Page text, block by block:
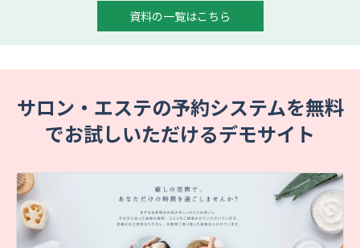
資料の一覧はこちら
サロン・エステの予約システムを無料
でお試しいただけるデモサイト